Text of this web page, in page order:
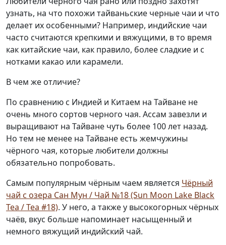
узнать, на что похожи тайваньские черные чаи и что
делает их особенными? Например, индийские чаи
часто считаются крепкими и вяжущими, в то время
как китайские чаи, как правило, более сладкие и с
нотками какао или карамели.
В чем же отличие?
По сравнению с Индией и Китаем на Тайване не
очень много сортов черного чая. Ассам завезли и
выращивают на Тайване чуть более 100 лет назад.
Но тем не менее на Тайване есть жемчужины
чёрного чая, которые любители должны
обязательно попробовать.
Самым популярным чёрным чаем является Чёрный
чай с озера Сан Мун / Чай №18 (Sun Moon Lake Black
Tea / Tea #18). У него, а также у высокогорных чёрных
чаёв, вкус больше напоминает насыщенный и
немного вяжущий индийский чай.